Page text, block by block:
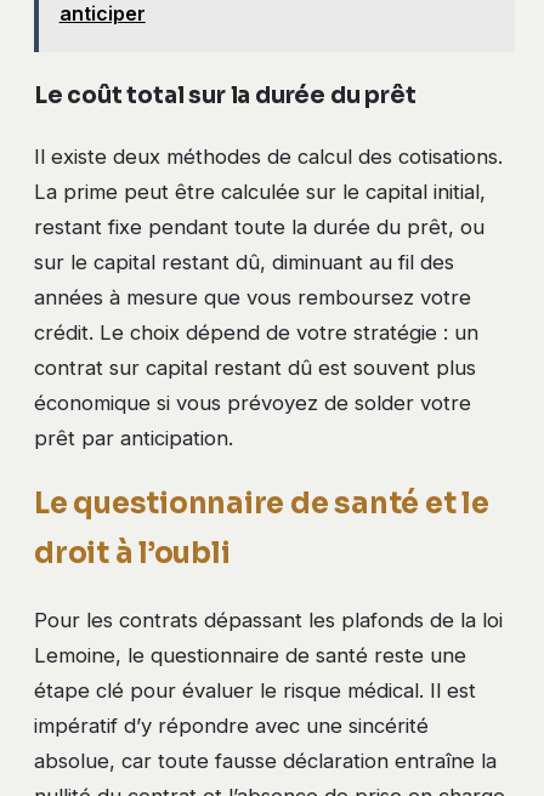
anticiper
Le coût total sur la durée du prêt
Il existe deux méthodes de calcul des cotisations.
La prime peut être calculée sur le capital initial,
restant fixe pendant toute la durée du prêt, ou
sur le capital restant dû, diminuant au fil des
années à mesure que vous remboursez votre
crédit. Le choix dépend de votre stratégie : un
contrat sur capital restant dû est souvent plus
économique si vous prévoyez de solder votre
prêt par anticipation.
Le questionnaire de santé et le
droit à l’oubli
Pour les contrats dépassant les plafonds de la loi
Lemoine, le questionnaire de santé reste une
étape clé pour évaluer le risque médical. Il est
impératif d’y répondre avec une sincérité
absolue, car toute fausse déclaration entraîne la